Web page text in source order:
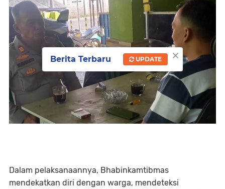
Dalam pelaksanaannya, Bhabinkamtibmas
mendekatkan diri dengan warga, mendeteksi
×
Berita Terbaru UPDATE